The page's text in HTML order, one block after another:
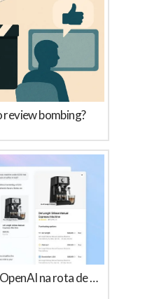
review bombing?
Mais um passo da OpenAI na rota de colisão com o Google